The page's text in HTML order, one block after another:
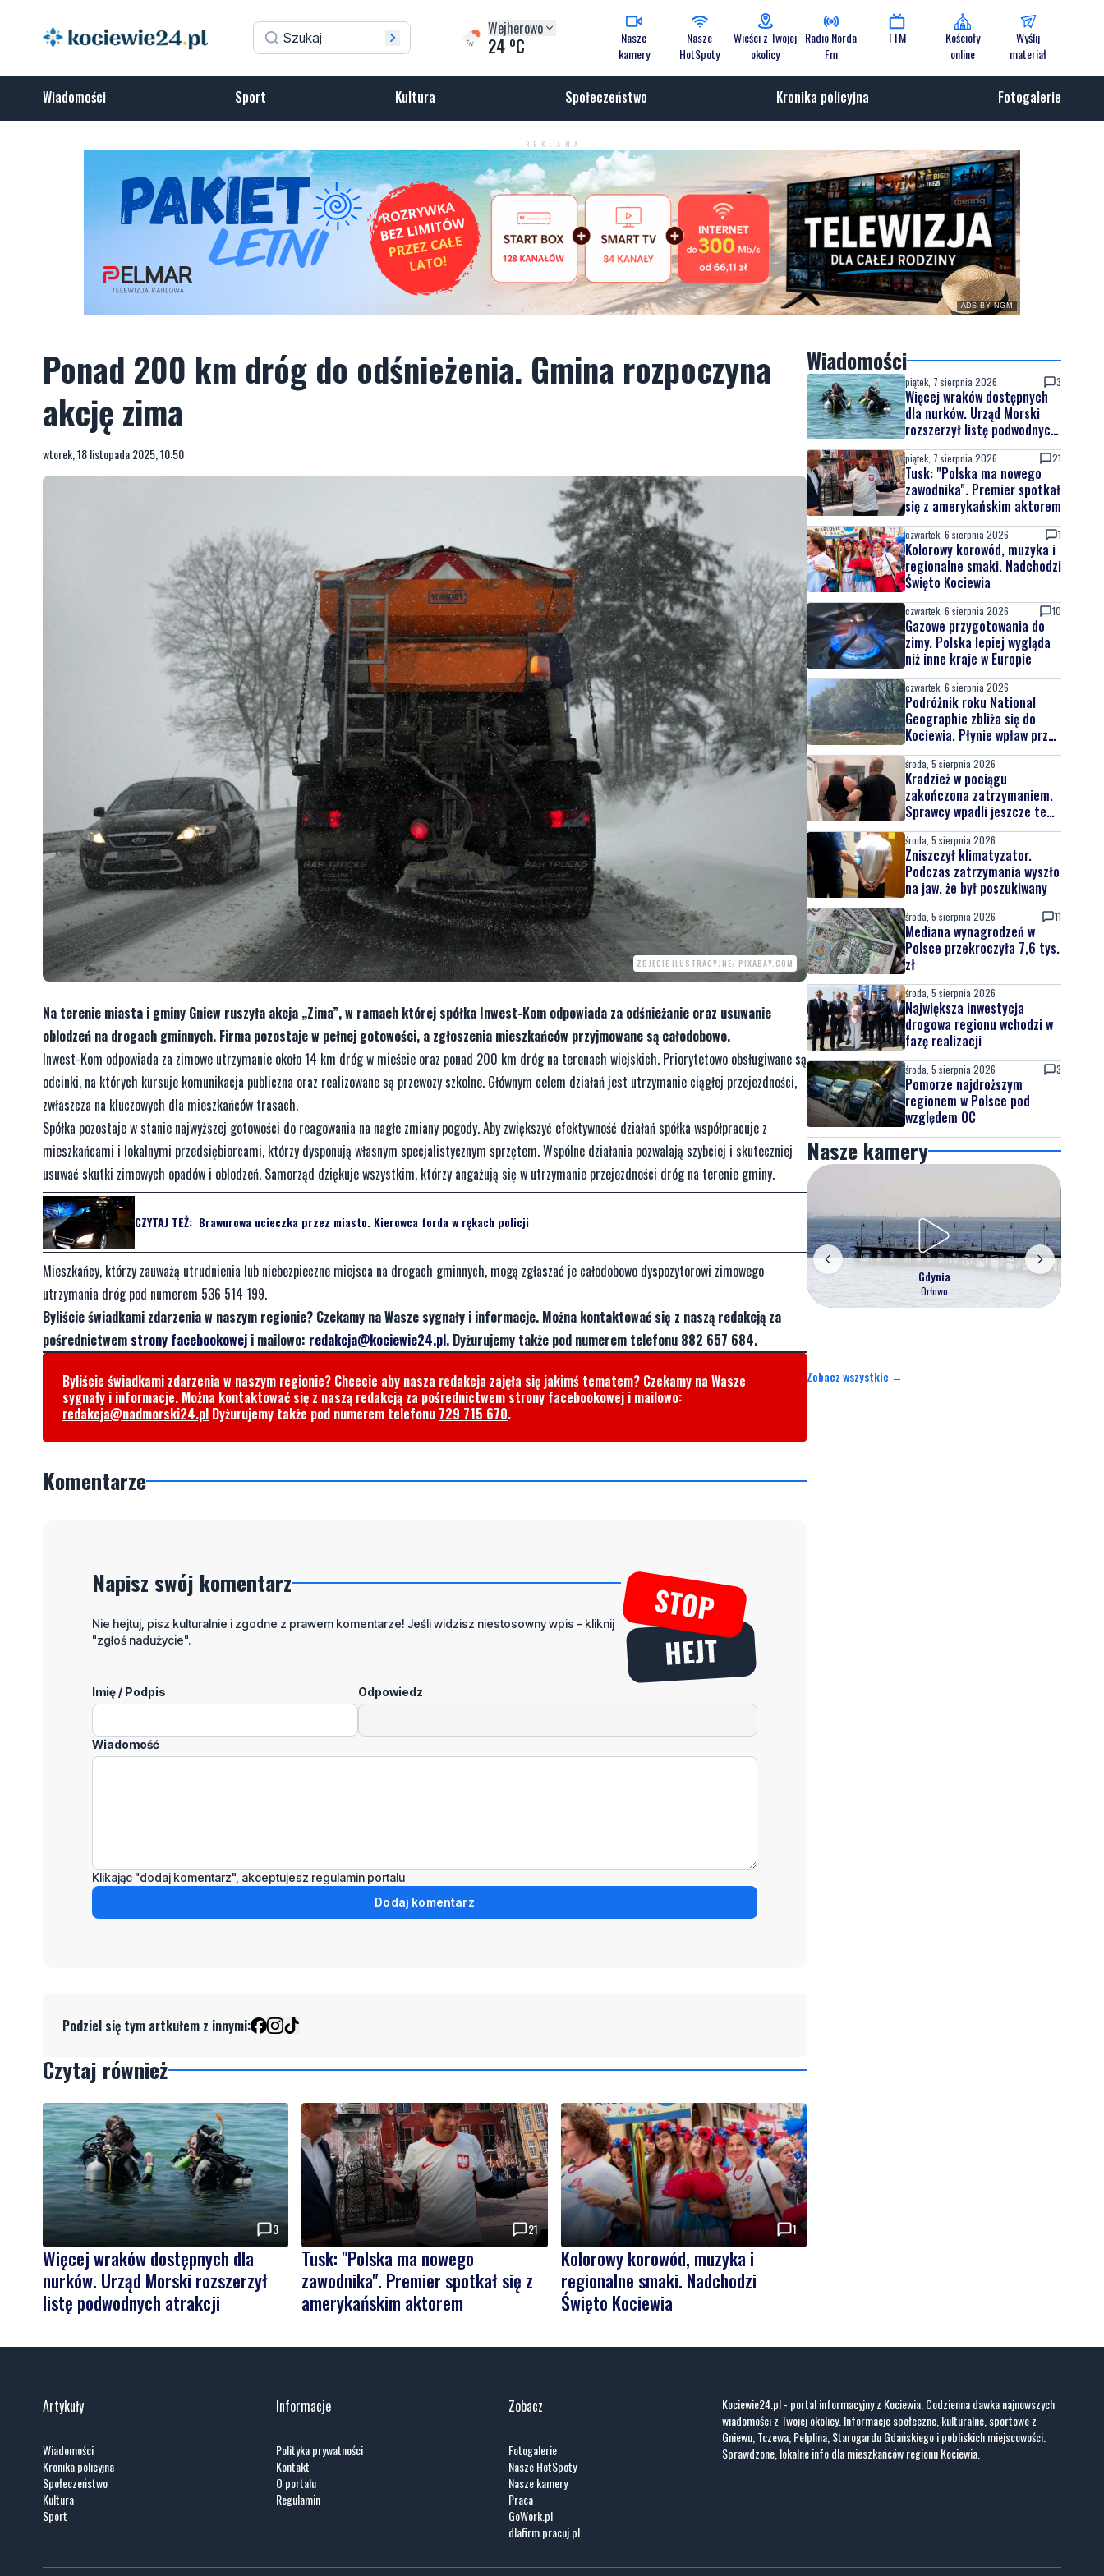
Wejherowo
24 oC
Nasze
kamery
Nasze
HotSpoty
Wieści z Twojej
okolicy
Radio Norda
Fm
TTM
Kościoły
online
Wyślij
materiał
Wiadomości Sport Kultura Społeczeństwo Kronika policyjna Fotogalerie
REKLAMA
ADS BY NGM
Ponad 200 km dróg do odśnieżenia. Gmina rozpoczyna
akcję zima
wtorek, 18 listopada 2025, 10:50
ZDJĘCIE ILUSTRACYJNE/ PIXABAY.COM
Na terenie miasta i gminy Gniew ruszyła akcja „Zima”, w ramach której spółka Inwest-Kom odpowiada za odśnieżanie oraz usuwanie
oblodzeń na drogach gminnych. Firma pozostaje w pełnej gotowości, a zgłoszenia mieszkańców przyjmowane są całodobowo.
Inwest-Kom odpowiada za zimowe utrzymanie około 14 km dróg w mieście oraz ponad 200 km dróg na terenach wiejskich. Priorytetowo obsługiwane są
odcinki, na których kursuje komunikacja publiczna oraz realizowane są przewozy szkolne. Głównym celem działań jest utrzymanie ciągłej przejezdności,
zwłaszcza na kluczowych dla mieszkańców trasach.
Spółka pozostaje w stanie najwyższej gotowości do reagowania na nagłe zmiany pogody. Aby zwiększyć efektywność działań spółka współpracuje z
mieszkańcami i lokalnymi przedsiębiorcami, którzy dysponują własnym specjalistycznym sprzętem. Wspólne działania pozwalają szybciej i skuteczniej
usuwać skutki zimowych opadów i oblodzeń. Samorząd dziękuje wszystkim, którzy angażują się w utrzymanie przejezdności dróg na terenie gminy.
CZYTAJ TEŻ: Brawurowa ucieczka przez miasto. Kierowca forda w rękach policji
Mieszkańcy, którzy zauważą utrudnienia lub niebezpieczne miejsca na drogach gminnych, mogą zgłaszać je całodobowo dyspozytorowi zimowego
utrzymania dróg pod numerem 536 514 199.
Byliście świadkami zdarzenia w naszym regionie? Czekamy na Wasze sygnały i informacje. Można kontaktować się z naszą redakcją za
pośrednictwem strony facebookowej i mailowo: redakcja@kociewie24.pl. Dyżurujemy także pod numerem telefonu 882 657 684.
Byliście świadkami zdarzenia w naszym regionie? Chcecie aby nasza redakcja zajęła się jakimś tematem? Czekamy na Wasze
sygnały i informacje. Można kontaktować się z naszą redakcją za pośrednictwem strony facebookowej i mailowo:
redakcja@nadmorski24.pl Dyżurujemy także pod numerem telefonu 729 715 670.
Komentarze
Napisz swój komentarz
Nie hejtuj, pisz kulturalnie i zgodne z prawem komentarze! Jeśli widzisz niestosowny wpis - kliknij
"zgłoś nadużycie".
Imię / Podpis Odpowiedz
Wiadomość
Klikając "dodaj komentarz", akceptujesz regulamin portalu
Dodaj komentarz
Podziel się tym artkułem z innymi:
Czytaj również
3
Więcej wraków dostępnych dla
nurków. Urząd Morski rozszerzył
listę podwodnych atrakcji
21
Tusk: "Polska ma nowego
zawodnika". Premier spotkał się z
amerykańskim aktorem
1
Kolorowy korowód, muzyka i
regionalne smaki. Nadchodzi
Święto Kociewia
Wiadomości
piątek, 7 sierpnia 2026 3
Więcej wraków dostępnych
dla nurków. Urząd Morski
rozszerzył listę podwodnych
atrakcji
piątek, 7 sierpnia 2026 21
Tusk: "Polska ma nowego
zawodnika". Premier spotkał
się z amerykańskim aktorem
czwartek, 6 sierpnia 2026 1
Kolorowy korowód, muzyka i
regionalne smaki. Nadchodzi
Święto Kociewia
czwartek, 6 sierpnia 2026 10
Gazowe przygotowania do
zimy. Polska lepiej wygląda
niż inne kraje w Europie
czwartek, 6 sierpnia 2026
Podróżnik roku National
Geographic zbliża się do
Kociewia. Płynie wpław przez
całą Wisłę
środa, 5 sierpnia 2026
Kradzież w pociągu
zakończona zatrzymaniem.
Sprawcy wpadli jeszcze tego
samego dnia
środa, 5 sierpnia 2026
Zniszczył klimatyzator.
Podczas zatrzymania wyszło
na jaw, że był poszukiwany
środa, 5 sierpnia 2026 11
Mediana wynagrodzeń w
Polsce przekroczyła 7,6 tys.
zł
środa, 5 sierpnia 2026
Największa inwestycja
drogowa regionu wchodzi w
fazę realizacji
środa, 5 sierpnia 2026 3
Pomorze najdroższym
regionem w Polsce pod
względem OC
Nasze kamery
Gdynia
Orłowo
Zobacz wszystkie →
Artykuły
Wiadomości
Kronika policyjna
Społeczeństwo
Kultura
Sport
Informacje
Polityka prywatności
Kontakt
O portalu
Regulamin
Zobacz
Fotogalerie
Nasze HotSpoty
Nasze kamery
Praca
GoWork.pl
dlafirm.pracuj.pl
Kociewie24.pl - portal informacyjny z Kociewia. Codzienna dawka najnowszych
wiadomości z Twojej okolicy. Informacje społeczne, kulturalne, sportowe z
Gniewu, Tczewa, Pelplina, Starogardu Gdańskiego i pobliskich miejscowości.
Sprawdzone, lokalne info dla mieszkańców regionu Kociewia.